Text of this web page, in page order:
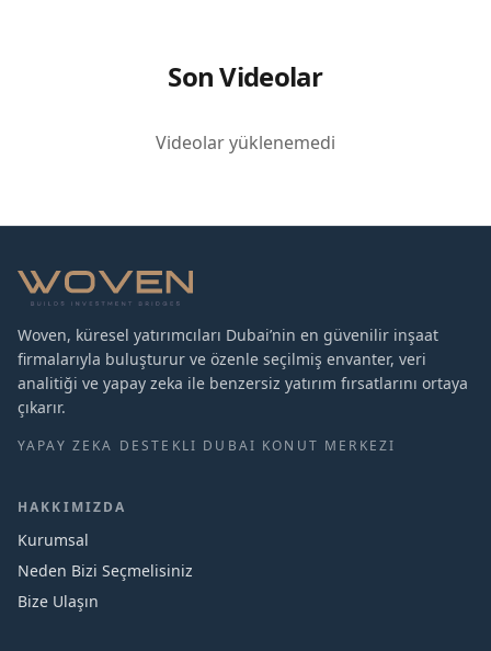
Son Videolar
Videolar yüklenemedi
Woven, küresel yatırımcıları Dubai’nin en güvenilir inşaat
firmalarıyla buluşturur ve özenle seçilmiş envanter, veri
analitiği ve yapay zeka ile benzersiz yatırım fırsatlarını ortaya
çıkarır.
YAPAY ZEKA DESTEKLI DUBAI KONUT MERKEZI
HAKKIMIZDA
Kurumsal
Neden Bizi Seçmelisiniz
Bize Ulaşın